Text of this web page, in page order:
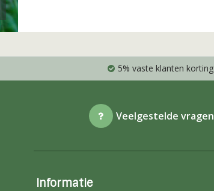
5% vaste klanten korting
Veelgestelde vragen
Informatie